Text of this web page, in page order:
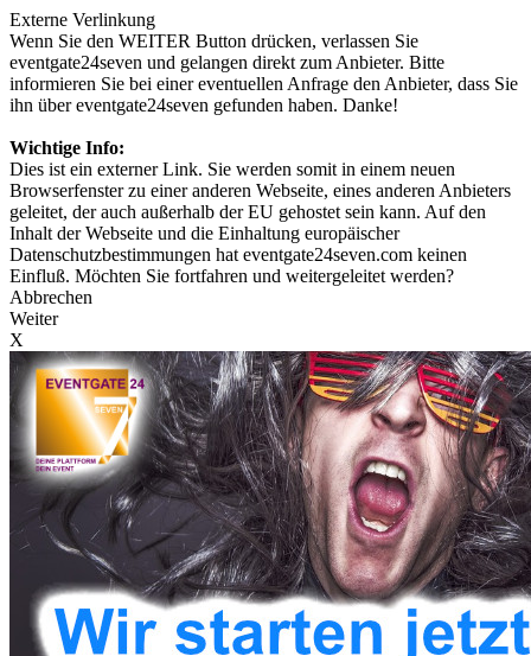
Externe Verlinkung
Wenn Sie den WEITER Button drücken, verlassen Sie
eventgate24seven und gelangen direkt zum Anbieter. Bitte
informieren Sie bei einer eventuellen Anfrage den Anbieter, dass Sie
ihn über eventgate24seven gefunden haben. Danke!
Wichtige Info:
Dies ist ein externer Link. Sie werden somit in einem neuen
Browserfenster zu einer anderen Webseite, eines anderen Anbieters
geleitet, der auch außerhalb der EU gehostet sein kann. Auf den
Inhalt der Webseite und die Einhaltung europäischer
Datenschutzbestimmungen hat eventgate24seven.com keinen
Einfluß. Möchten Sie fortfahren und weitergeleitet werden?
Abbrechen
Weiter
X